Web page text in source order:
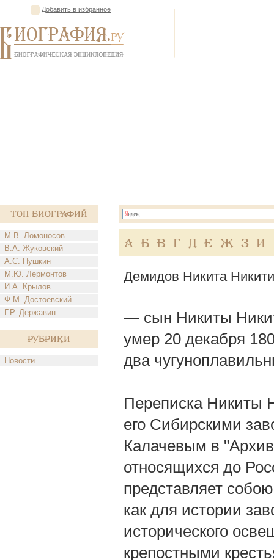
Добавить в избранное
Топ Биографий
М.В. Ломоносов
В.А. Жуковский
А.С. Пушкин
М.Ю. Лермонтов
И.А. Крылов
Ф.М. Достоевский
Г.Р. Державин
Рубрики
Новости
А Б В Г Д Е Ж З И
Демидов Никита
— сын Никиты
умер 20 декабря
два
Переписка Никиты
его Сибирскими
Калачевым в
относящихся до
представляет
как для истории
исторического
крепостными